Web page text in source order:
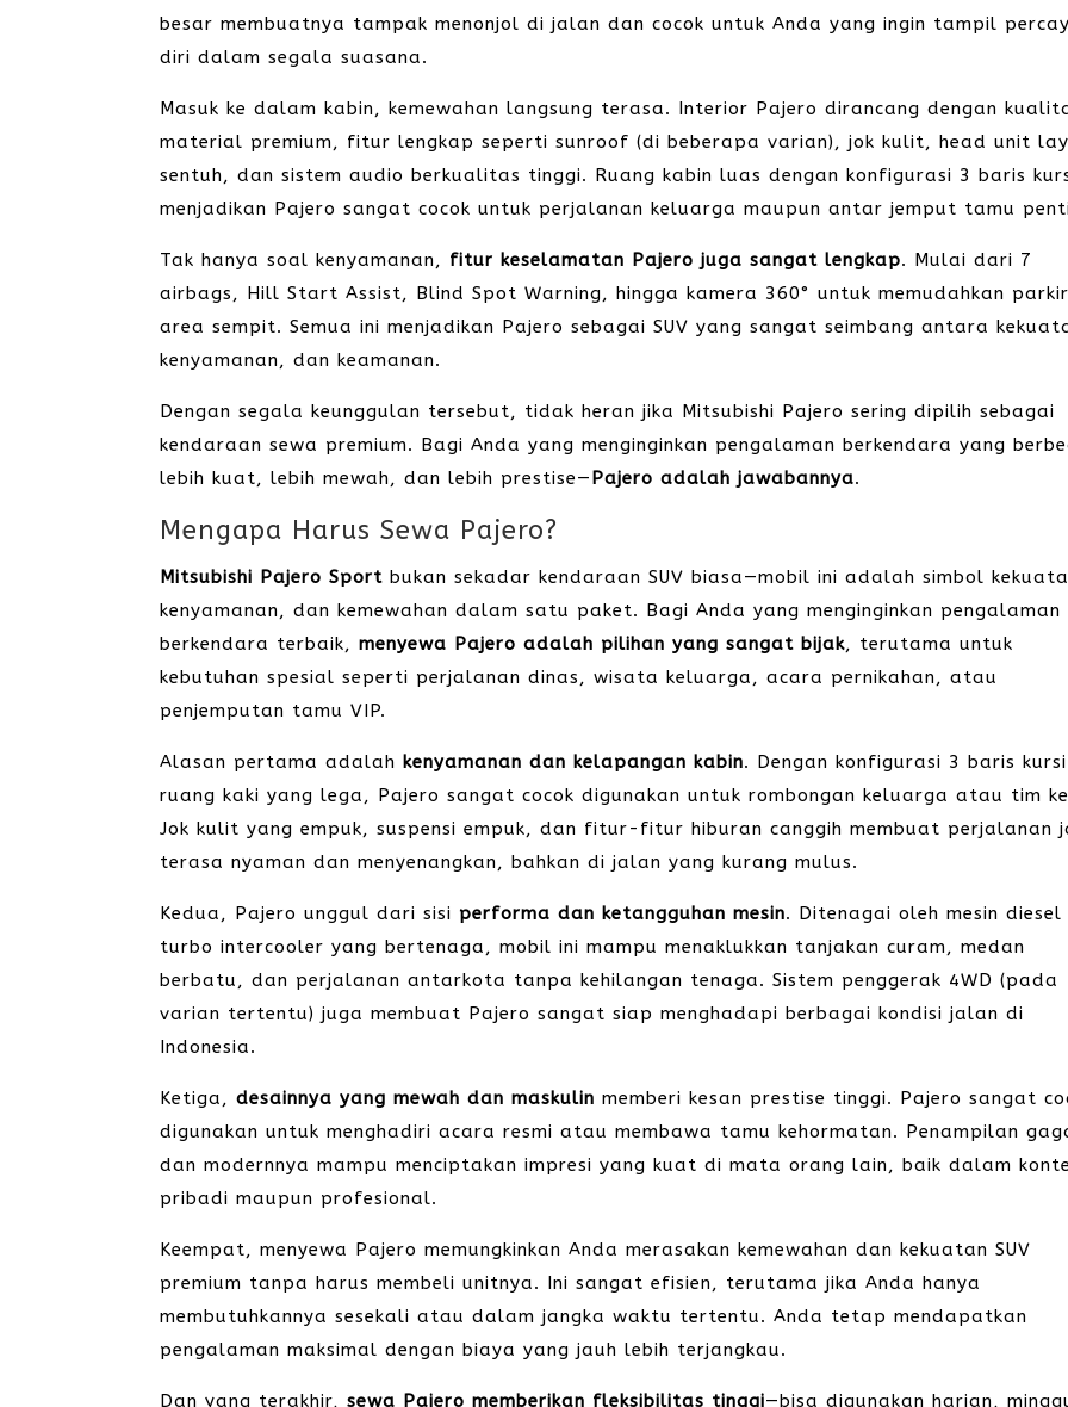
besar membuatnya tampak menonjol di jalan dan cocok untuk Anda yang ingin tampil
diri dalam segala suasana.
Masuk ke dalam kabin, kemewahan langsung terasa. Interior Pajero dirancang dengan
material premium, fitur lengkap seperti sunroof (di beberapa varian), jok kulit, head unit
sentuh, dan sistem audio berkualitas tinggi. Ruang kabin luas dengan konfigurasi 3 baris
menjadikan Pajero sangat cocok untuk perjalanan keluarga maupun antar jemput tamu
Tak hanya soal kenyamanan, fitur keselamatan Pajero juga sangat lengkap. Mulai dari 7
airbags, Hill Start Assist, Blind Spot Warning, hingga kamera 360° untuk memudahkan
area sempit. Semua ini menjadikan Pajero sebagai SUV yang sangat seimbang antara
kenyamanan, dan keamanan.
Dengan segala keunggulan tersebut, tidak heran jika Mitsubishi Pajero sering dipilih sebagai
kendaraan sewa premium. Bagi Anda yang menginginkan pengalaman berkendara yang
lebih kuat, lebih mewah, dan lebih prestise—Pajero adalah jawabannya.
Mengapa Harus Sewa Pajero?
Mitsubishi Pajero Sport bukan sekadar kendaraan SUV biasa—mobil ini adalah simbol
kenyamanan, dan kemewahan dalam satu paket. Bagi Anda yang menginginkan pengalaman
berkendara terbaik,menyewa Pajero adalah pilihan yang sangat bijak, terutama untuk
kebutuhan spesial seperti perjalanan dinas, wisata keluarga, acara pernikahan, atau
penjemputan tamu VIP.
Alasan pertama adalahkenyamanan dan kelapangan kabin. Dengan konfigurasi 3 baris
ruang kaki yang lega, Pajero sangat cocok digunakan untuk rombongan keluarga atau tim
Jok kulit yang empuk, suspensi empuk, dan fitur-fitur hiburan canggih membuat perjalanan
terasa nyaman dan menyenangkan, bahkan di jalan yang kurang mulus.
Kedua, Pajero unggul dari sisiperforma dan ketangguhan mesin. Ditenagai oleh mesin diesel
turbo intercooler yang bertenaga, mobil ini mampu menaklukkan tanjakan curam, medan
berbatu, dan perjalanan antarkota tanpa kehilangan tenaga. Sistem penggerak 4WD (pada
varian tertentu) juga membuat Pajero sangat siap menghadapi berbagai kondisi jalan di
Indonesia.
Ketiga,desainnya yang mewah dan maskulin memberi kesan prestise tinggi. Pajero sangat
digunakan untuk menghadiri acara resmi atau membawa tamu kehormatan. Penampilan
dan modernnya mampu menciptakan impresi yang kuat di mata orang lain, baik dalam
pribadi maupun profesional.
Keempat, menyewa Pajero memungkinkan Anda merasakan kemewahan dan kekuatan SUV
premium tanpa harus membeli unitnya. Ini sangat efisien, terutama jika Anda hanya
membutuhkannya sesekali atau dalam jangka waktu tertentu. Anda tetap mendapatkan
pengalaman maksimal dengan biaya yang jauh lebih terjangkau.
Dan yang terakhir,sewa Pajero memberikan fleksibilitas tinggi—bisa digunakan harian,